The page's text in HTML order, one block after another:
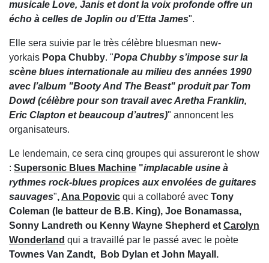
musicale Love, Janis et dont la voix profonde offre un
écho à celles de Joplin ou d’Etta James".
Elle sera suivie par le très célèbre bluesman new-
yorkais Popa Chubby. "Popa Chubby s’impose sur la
scène blues internationale au milieu des années 1990
avec l’album "Booty And The Beast" produit par Tom
Dowd (célèbre pour son travail avec Aretha Franklin,
Eric Clapton et beaucoup d’autres)" annoncent les
organisateurs.
Le lendemain, ce sera cinq groupes qui assureront le show
: Supersonic Blues Machine "implacable usine à
rythmes rock-blues propices aux envolées de guitares
sauvages", Ana Popovic qui a collaboré avec Tony
Coleman (le batteur de B.B. King), Joe Bonamassa,
Sonny Landreth ou Kenny Wayne Shepherd et Carolyn
Wonderland qui a travaillé par le passé avec le poète
Townes Van Zandt, Bob Dylan et John Mayall.